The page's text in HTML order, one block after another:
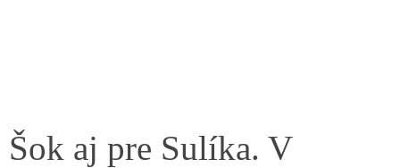
Šok aj pre Sulíka. V